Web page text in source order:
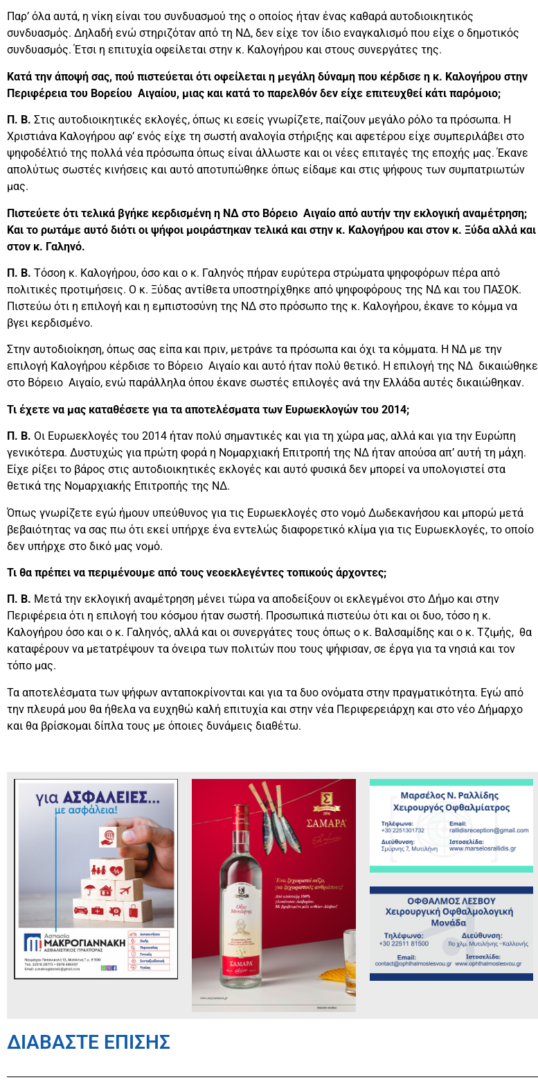
Παρ’ όλα αυτά, η νίκη είναι του συνδυασμού της ο οποίος ήταν ένας καθαρά αυτοδιοικητικός
συνδυασμός. Δηλαδή ενώ στηριζόταν από τη ΝΔ, δεν είχε τον ίδιο εναγκαλισμό που είχε ο δημοτικός
συνδυασμός. Έτσι η επιτυχία οφείλεται στην κ. Καλογήρου και στους συνεργάτες της.
Κατά την άποψή σας, πού πιστεύεται ότι οφείλεται η μεγάλη δύναμη που κέρδισε η κ. Καλογήρου στην
Περιφέρεια του Βορείου Αιγαίου, μιας και κατά το παρελθόν δεν είχε επιτευχθεί κάτι παρόμοιο;
Π. Β. Στις αυτοδιοικητικές εκλογές, όπως κι εσείς γνωρίζετε, παίζουν μεγάλο ρόλο τα πρόσωπα. Η
Χριστιάνα Καλογήρου αφ’ ενός είχε τη σωστή αναλογία στήριξης και αφετέρου είχε συμπεριλάβει στο
ψηφοδέλτιό της πολλά νέα πρόσωπα όπως είναι άλλωστε και οι νέες επιταγές της εποχής μας. Έκανε
απολύτως σωστές κινήσεις και αυτό αποτυπώθηκε όπως είδαμε και στις ψήφους των συμπατριωτών
μας.
Πιστεύετε ότι τελικά βγήκε κερδισμένη η ΝΔ στο Βόρειο Αιγαίο από αυτήν την εκλογική αναμέτρηση;
Και το ρωτάμε αυτό διότι οι ψήφοι μοιράστηκαν τελικά και στην κ. Καλογήρου και στον κ. Ξύδα αλλά και
στον κ. Γαληνό.
Π. Β. Τόσοη κ. Καλογήρου, όσο και ο κ. Γαληνός πήραν ευρύτερα στρώματα ψηφοφόρων πέρα από
πολιτικές προτιμήσεις. Ο κ. Ξύδας αντίθετα υποστηρίχθηκε από ψηφοφόρους της ΝΔ και του ΠΑΣΟΚ.
Πιστεύω ότι η επιλογή και η εμπιστοσύνη της ΝΔ στο πρόσωπο της κ. Καλογήρου, έκανε το κόμμα να
βγει κερδισμένο.
Στην αυτοδιοίκηση, όπως σας είπα και πριν, μετράνε τα πρόσωπα και όχι τα κόμματα. Η ΝΔ με την
επιλογή Καλογήρου κέρδισε το Βόρειο Αιγαίο και αυτό ήταν πολύ θετικό. Η επιλογή της ΝΔ δικαιώθηκε
στο Βόρειο Αιγαίο, ενώ παράλληλα όπου έκανε σωστές επιλογές ανά την Ελλάδα αυτές δικαιώθηκαν.
Τι έχετε να μας καταθέσετε για τα αποτελέσματα των Ευρωεκλογών του 2014;
Π. Β. Οι Ευρωεκλογές του 2014 ήταν πολύ σημαντικές και για τη χώρα μας, αλλά και για την Ευρώπη
γενικότερα. Δυστυχώς για πρώτη φορά η Νομαρχιακή Επιτροπή της ΝΔ ήταν απούσα απ’ αυτή τη μάχη.
Είχε ρίξει το βάρος στις αυτοδιοικητικές εκλογές και αυτό φυσικά δεν μπορεί να υπολογιστεί στα
θετικά της Νομαρχιακής Επιτροπής της ΝΔ.
Όπως γνωρίζετε εγώ ήμουν υπεύθυνος για τις Ευρωεκλογές στο νομό Δωδεκανήσου και μπορώ μετά
βεβαιότητας να σας πω ότι εκεί υπήρχε ένα εντελώς διαφορετικό κλίμα για τις Ευρωεκλογές, το οποίο
δεν υπήρχε στο δικό μας νομό.
Τι θα πρέπει να περιμένουμε από τους νεοεκλεγέντες τοπικούς άρχοντες;
Π. Β. Μετά την εκλογική αναμέτρηση μένει τώρα να αποδείξουν οι εκλεγμένοι στο Δήμο και στην
Περιφέρεια ότι η επιλογή του κόσμου ήταν σωστή. Προσωπικά πιστεύω ότι και οι δυο, τόσο η κ.
Καλογήρου όσο και ο κ. Γαληνός, αλλά και οι συνεργάτες τους όπως ο κ. Βαλσαμίδης και ο κ. Τζιμής, θα
καταφέρουν να μετατρέψουν τα όνειρα των πολιτών που τους ψήφισαν, σε έργα για τα νησιά και τον
τόπο μας.
Τα αποτελέσματα των ψήφων ανταποκρίνονται και για τα δυο ονόματα στην πραγματικότητα. Εγώ από
την πλευρά μου θα ήθελα να ευχηθώ καλή επιτυχία και στην νέα Περιφερειάρχη και στο νέο Δήμαρχο
και θα βρίσκομαι δίπλα τους με όποιες δυνάμεις διαθέτω.
ΔΙΑΒΑΣΤΕ ΕΠΙΣΗΣ